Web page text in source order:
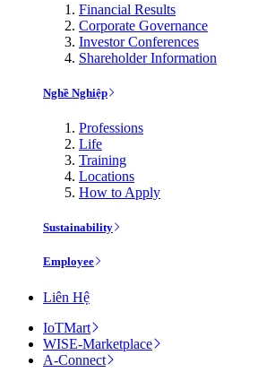
Financial Results
Corporate Governance
Investor Conferences
Shareholder Information
Nghề Nghiệp
Professions
Life
Training
Locations
How to Apply
Sustainability
Employee
Liên Hệ
IoTMart
WISE-Marketplace
A-Connect